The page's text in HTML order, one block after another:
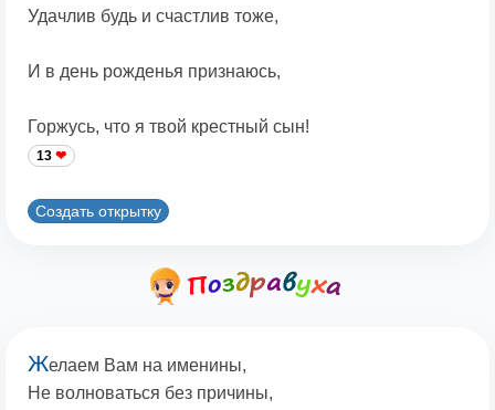
Удачлив будь и счастлив тоже,
И в день рожденья признаюсь,
Горжусь, что я твой крестный сын!
13
Создать открытку
Желаем Вам на именины,
Hе волноваться без причины,